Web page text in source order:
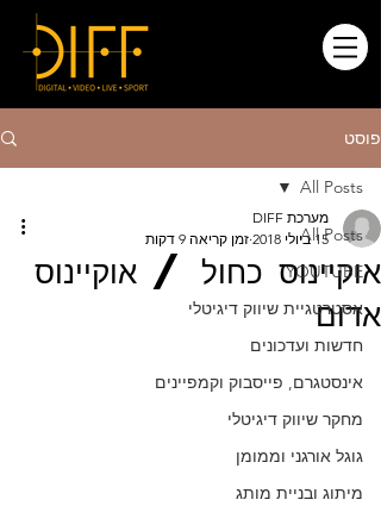
פוסט
All Posts
YOUTUBE
אסטרטגיית שיווק דיגיטלי
חדשות ועדכונים
אינסטגרם, פייסבוק וקמפיינים
מחקר שיווק דיגיטלי
גוגל אורגני וממומן
מיתוג ובניית מותג
All Posts
אוקיינוס כחול / אוקיינוס
אדום
מערכת DIFF
15 ביולי 2018
זמן קריאה 9 דקות